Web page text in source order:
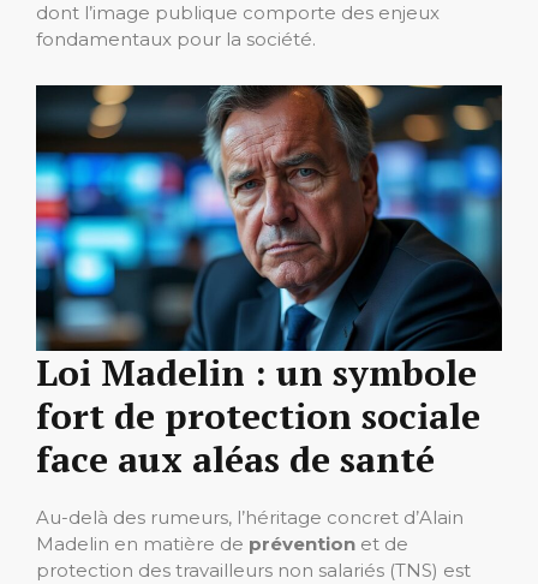
dont l’image publique comporte des enjeux
fondamentaux pour la société.
Loi Madelin : un symbole
fort de protection sociale
face aux aléas de santé
Au-delà des rumeurs, l’héritage concret d’Alain
Madelin en matière de prévention et de
protection des travailleurs non salariés (TNS) est